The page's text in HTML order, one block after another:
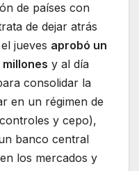
de países con
de dejar atrás
jueves aprobó un
millones y al día
consolidar la
en un régimen de
y cepo),
banco central
los mercados y